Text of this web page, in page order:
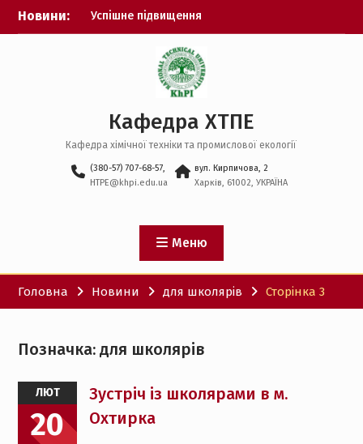
Перейти
Новини:
Успішне підвищення
кваліфікації
Наукова робота студента
Екватор захистів
Перший захист
бакалаврів спеціальності
Стартап-проєкти
кафедри
Кафедра ХТПЕ
Кафедра хімічної техніки та промислової екології
(380-57) 707-68-57,
HTPE@khpi.edu.ua
вул. Кирпичова, 2
Харків, 61002, УКРАЇНА
Меню
Головна Новини для школярів Сторінка 3
Позначка: для школярів
ЛЮТ
20
Зустріч із школярами в м.
Охтирка